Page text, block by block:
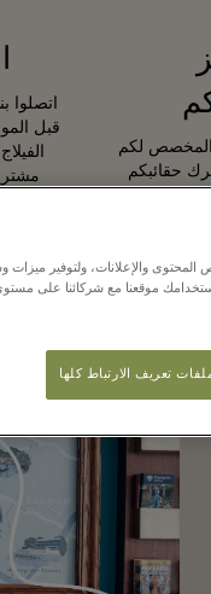
المخصص لكم
حقائبكم
قبل
والإعلانات، ولتوفير ميزات
موقعنا مع شركائنا على
تعريف الارتباط كلها